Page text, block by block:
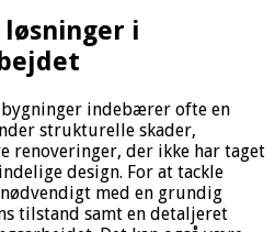
i
indebærer ofte en
strukturelle skader,
der ikke har taget
design. For at tackle
med en grundig
tilstand samt en detaljeret